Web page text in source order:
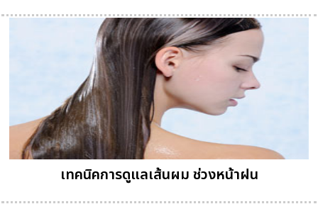
เทคนิคการดูแลเส้นผม ช่วงหน้าฝน